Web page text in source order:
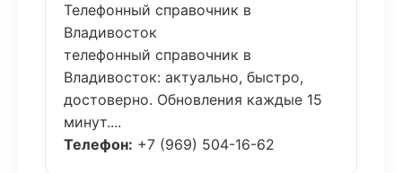
Телефонный справочник в
Владивосток
телефонный справочник в
Владивосток: актуально, быстро,
достоверно. Обновления каждые 15
минут....
Телефон: +7 (969) 504-16-62